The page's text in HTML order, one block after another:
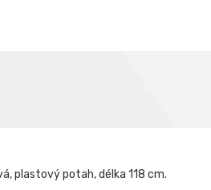
plastový potah, délka 118 cm.